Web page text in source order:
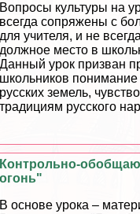
Вопросы культуры на
всегда сопряжены с
для учителя, и не
должное место в
Данный урок призван
школьников понимание
русских земель,
традициям русского
Контрольно-
огонь"
В основе урока –